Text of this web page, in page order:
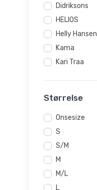
Didriksons
HELIOS
Helly Hansen
Kama
Kari Traa
POC
Zanier
Størrelse
Onsesize
S
S/M
M
M/L
L